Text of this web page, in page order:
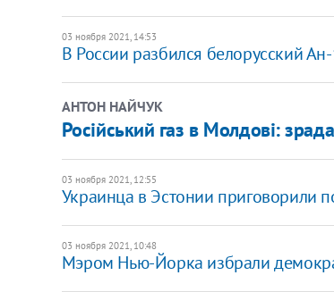
03 ноября 2021, 14:53
В России разбился белорусский
АНТОН НАЙЧУК
Російський газ в Молдові:
03 ноября 2021, 12:55
Украинца в Эстонии приговорили
03 ноября 2021, 10:48
Мэром Нью-Йорка избрали